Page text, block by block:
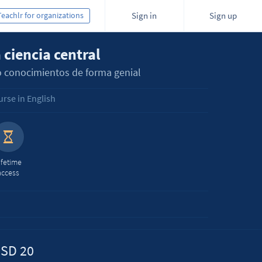
Sign in Sign up
for organizations
ciencia central
de forma genial
in English
20